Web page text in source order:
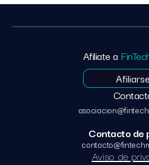
Afíliate a
Contacto de
Aviso de